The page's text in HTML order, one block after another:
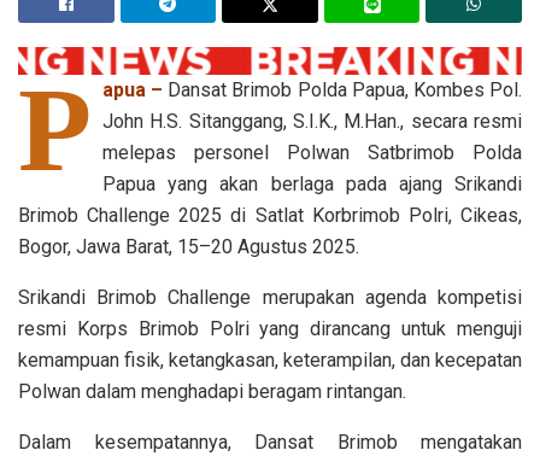
P apua – Dansat Brimob Polda Papua, Kombes Pol.
John H.S. Sitanggang, S.I.K., M.Han., secara resmi
melepas personel Polwan Satbrimob Polda
Papua yang akan berlaga pada ajang Srikandi
Brimob Challenge 2025 di Satlat Korbrimob Polri, Cikeas,
Bogor, Jawa Barat, 15–20 Agustus 2025.
Srikandi Brimob Challenge merupakan agenda kompetisi
resmi Korps Brimob Polri yang dirancang untuk menguji
kemampuan fisik, ketangkasan, keterampilan, dan kecepatan
Polwan dalam menghadapi beragam rintangan.
Dalam kesempatannya, Dansat Brimob mengatakan